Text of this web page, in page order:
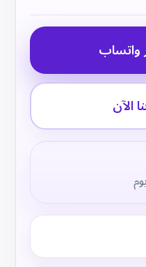
واتساب
الآن